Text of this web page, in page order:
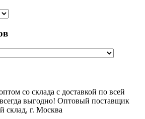
со склада с доставкой по всей
выгодно! Оптовый поставщик
г. Москва